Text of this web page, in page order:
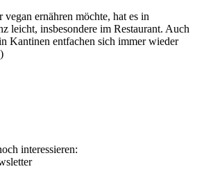
ernähren möchte, hat es in
leicht, insbesondere im Restaurant. Auch
Kantinen entfachen sich immer wieder
interessieren: